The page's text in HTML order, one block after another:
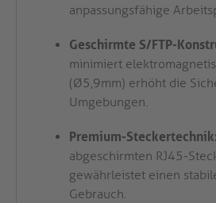
anpassungsfähige
Geschirmte S/FTP-
minimiert
(Ø5,9mm) erhöht die
Umgebungen.
Premium-
abgeschirmten RJ45-
gewährleistet einen
Gebrauch.